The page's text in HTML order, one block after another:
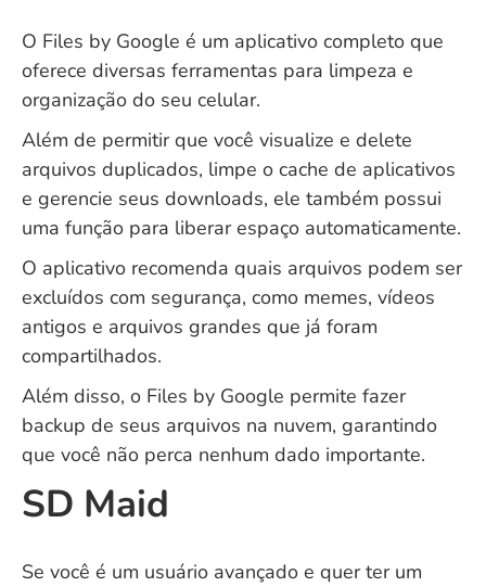
O Files by Google é um aplicativo completo que
oferece diversas ferramentas para limpeza e
organização do seu celular.
Além de permitir que você visualize e delete
arquivos duplicados, limpe o cache de aplicativos
e gerencie seus downloads, ele também possui
uma função para liberar espaço automaticamente.
O aplicativo recomenda quais arquivos podem ser
excluídos com segurança, como memes, vídeos
antigos e arquivos grandes que já foram
compartilhados.
Além disso, o Files by Google permite fazer
backup de seus arquivos na nuvem, garantindo
que você não perca nenhum dado importante.
SD Maid
Se você é um usuário avançado e quer ter um